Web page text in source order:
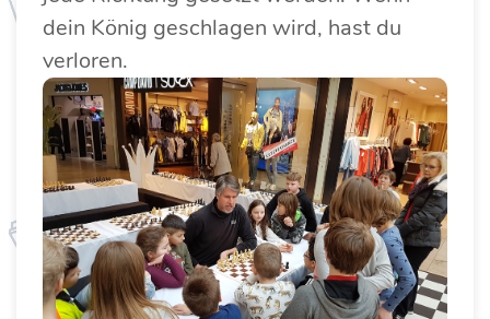
dein König geschlagen wird, hast du
verloren.